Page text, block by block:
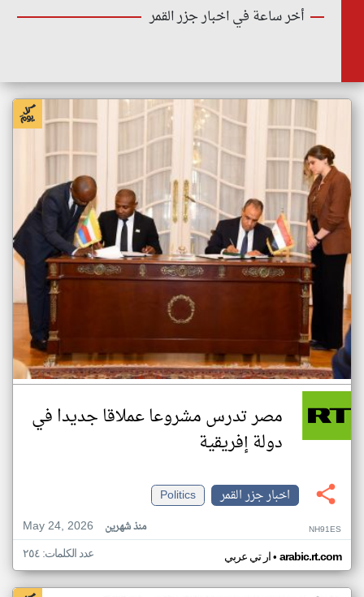
أخر ساعة في اخبار جزر القمر
مصر تدرس مشروعا عملاقا جديدا في
دولة إفريقية
اخبار جزر القمر
Politics
May 24, 2026
منذ شهرين NH91ES
ار تي عربي• arabic.rt.com عدد الكلمات: ٢٥٤